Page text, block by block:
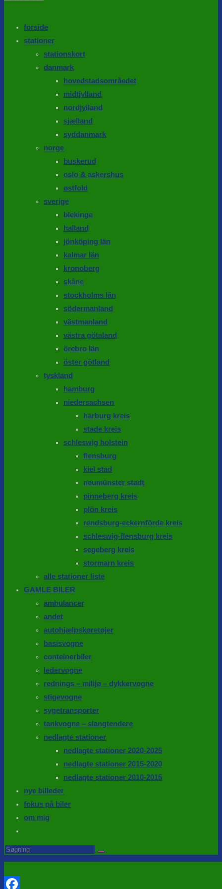
forside
stationer
stationskort
danmark
hovedstadsområedet
midtjylland
nordjylland
sjælland
syddanmark
norge
buskerud
oslo & askershus
østfold
sverige
blekinge
halland
jönköping län
kalmar län
kronoberg
skåne
stockholms län
södermanland
västmanland
västra götaland
örebro län
öster götland
tyskland
hamburg
niedersachsen
harburg kreis
stade kreis
schleswig holstein
flensburg
kiel stad
neumünster stadt
pinneberg kreis
plön kreis
rendsburg-eckernförde kreis
schleswig-flensburg kreis
segeberg kreis
stormarn kreis
alle stationer liste
GAMLE BILER
ambulancer
andet
autohjælpskøretøjer
basisvogne
conteinerbiler
ledervogne
rednings – milijø – dykkervogne
stigevogne
sygetransporter
tankvogne – slangtendere
nedlagte stationer
nedlagte stationer 2020-2025
nedlagte stationer 2015-2020
nedlagte stationer 2010-2015
nye billeder
fokus på biler
om mig
website
search
Search
this
website